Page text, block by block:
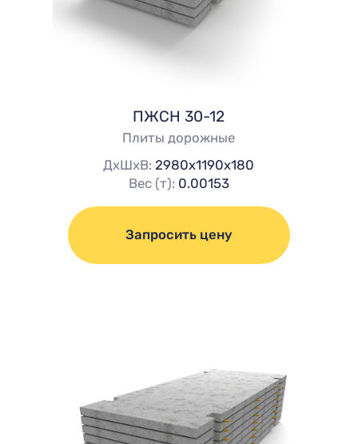
ПЖСН 30-12
Плиты дорожные
ДхШхВ: 2980х1190х180
Вес (т): 0.00153
Запросить цену